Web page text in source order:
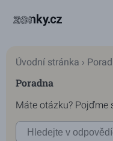
Poradna
Máte otázku? Pojďme
Úvodní stránka ›